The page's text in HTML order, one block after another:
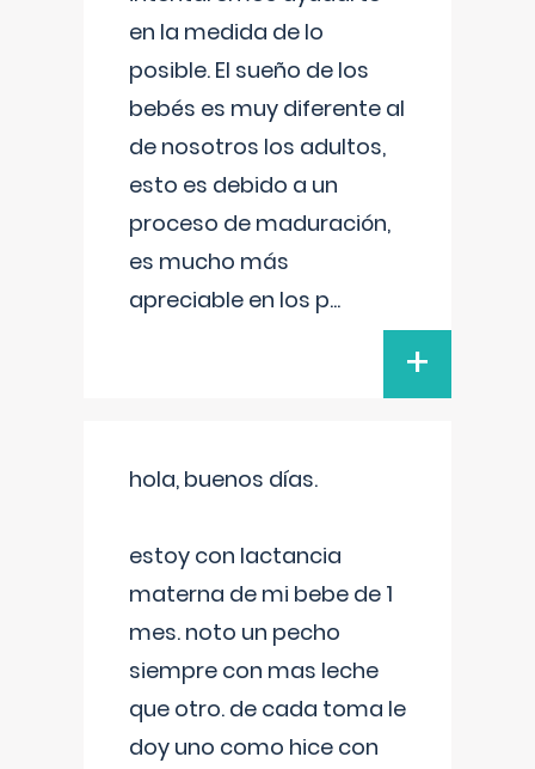
en la medida de lo
posible. El sueño de los
bebés es muy diferente al
de nosotros los adultos,
esto es debido a un
proceso de maduración,
es mucho más
apreciable en los p...
+
hola, buenos días.
estoy con lactancia
materna de mi bebe de 1
mes. noto un pecho
siempre con mas leche
que otro. de cada toma le
doy uno como hice con